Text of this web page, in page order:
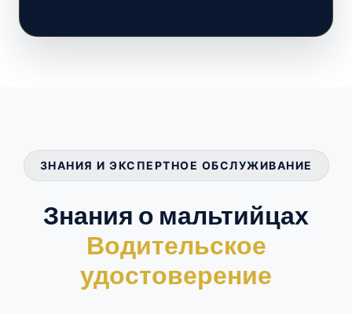
ЗНАНИЯ И ЭКСПЕРТНОЕ ОБСЛУЖИВАНИЕ
Знания о мальтийцах
Водительское
удостоверение